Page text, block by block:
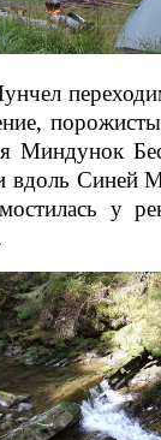
Миндунок
и вдоль
у